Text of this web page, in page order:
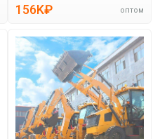
156K₽ оптом